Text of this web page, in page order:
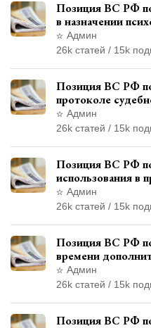
Позиция ВС РФ по
в назначении
исследования
использованием
Админ
26k статей / 15k
Позиция ВС РФ по
протоколе
возможность
при наличии
Админ
26k статей / 15k
Позиция ВС РФ
использования в
исследованных в
Админ
26k статей / 15k
Позиция ВС РФ
времени
материалами
Админ
26k статей / 15k
Позиция ВС РФ